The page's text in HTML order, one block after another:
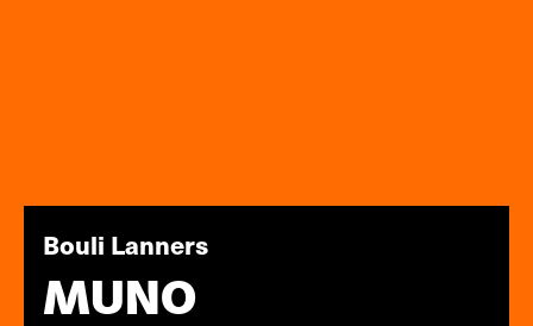
Bouli Lanners
MUNO